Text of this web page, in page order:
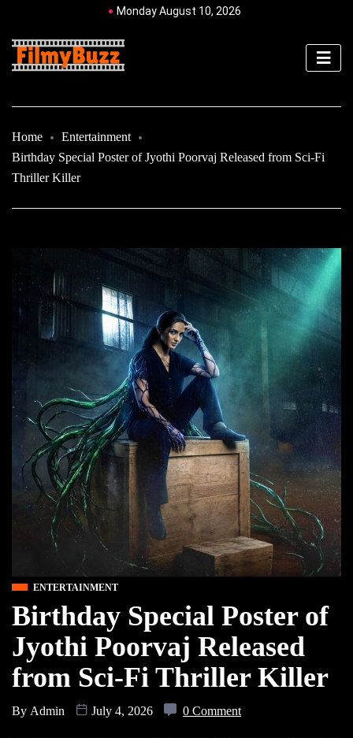
Monday August 10, 2026
Home
Entertainment
Birthday Special Poster of Jyothi Poorvaj Released from Sci-Fi
Thriller Killer
ENTERTAINMENT
Birthday Special Poster of
Jyothi Poorvaj Released
from Sci-Fi Thriller Killer
By Admin July 4, 2026 0 Comment